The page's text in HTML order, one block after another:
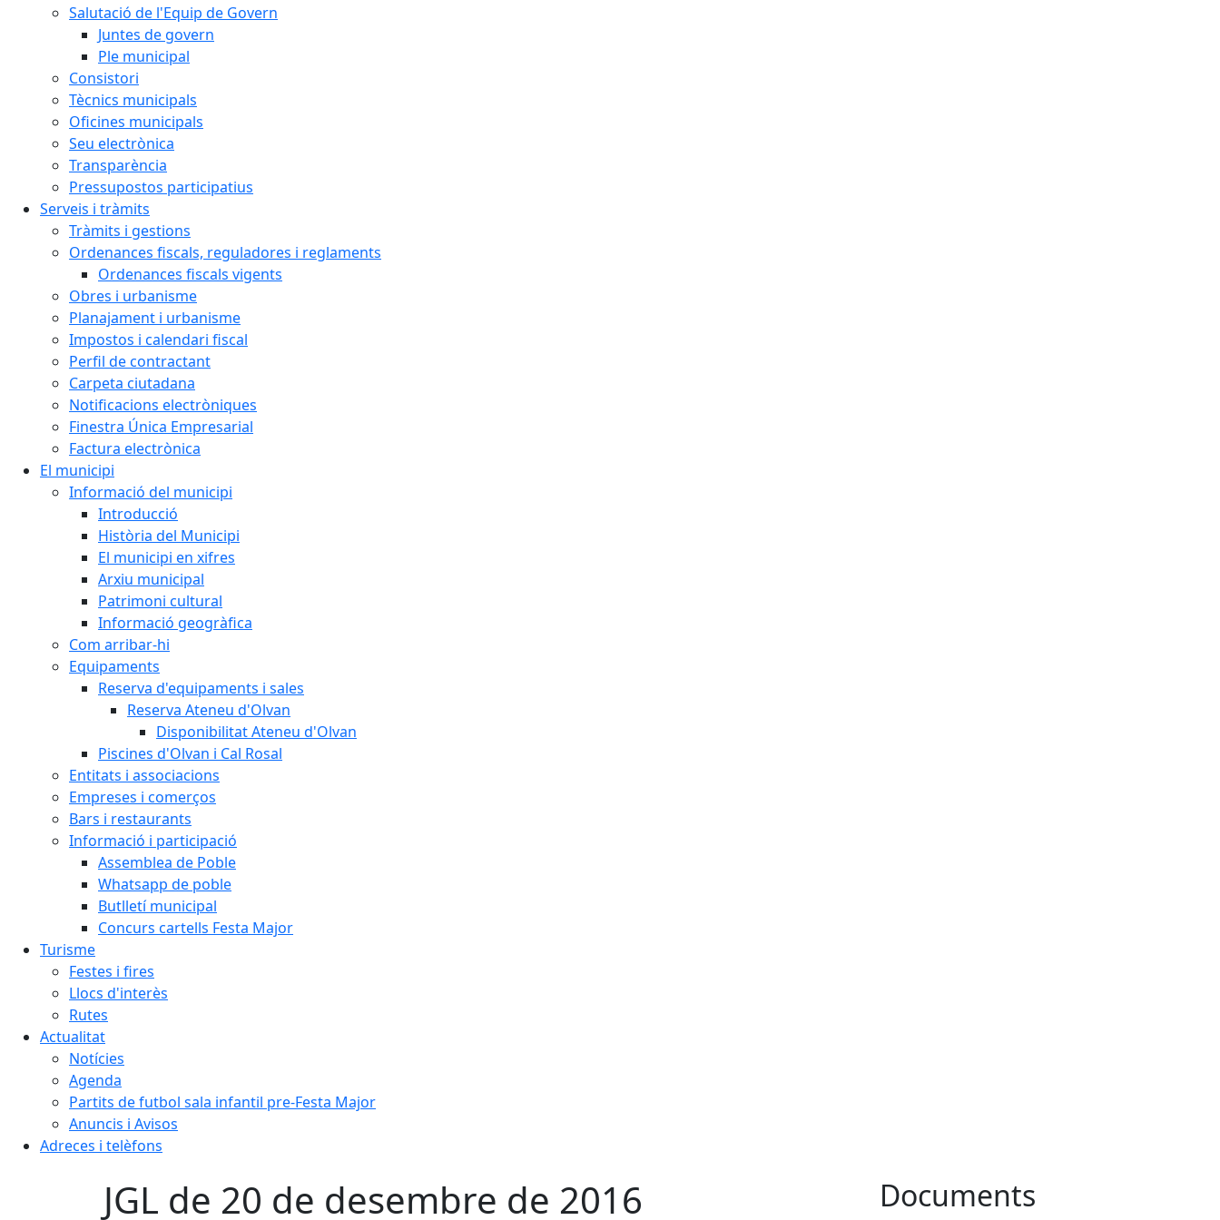
Salutació de l'Equip de Govern
Juntes de govern
Ple municipal
Consistori
Tècnics municipals
Oficines municipals
Seu electrònica
Transparència
Pressupostos participatius
Serveis i tràmits
Tràmits i gestions
Ordenances fiscals, reguladores i reglaments
Ordenances fiscals vigents
Obres i urbanisme
Planajament i urbanisme
Impostos i calendari fiscal
Perfil de contractant
Carpeta ciutadana
Notificacions electròniques
Finestra Única Empresarial
Factura electrònica
El municipi
Informació del municipi
Introducció
Història del Municipi
El municipi en xifres
Arxiu municipal
Patrimoni cultural
Informació geogràfica
Com arribar-hi
Equipaments
Reserva d'equipaments i sales
Reserva Ateneu d'Olvan
Disponibilitat Ateneu d'Olvan
Piscines d'Olvan i Cal Rosal
Entitats i associacions
Empreses i comerços
Bars i restaurants
Informació i participació
Assemblea de Poble
Whatsapp de poble
Butlletí municipal
Concurs cartells Festa Major
Turisme
Festes i fires
Llocs d'interès
Rutes
Actualitat
Notícies
Agenda
Partits de futbol sala infantil pre-Festa Major
Anuncis i Avisos
Adreces i telèfons
JGL de 20 de desembre de 2016 Documents